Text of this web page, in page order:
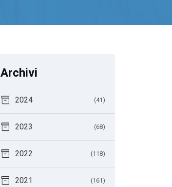
Archivi
inventory_2 2024 (41)
inventory_2 2023 (68)
inventory_2 2022 (118)
inventory_2 2021 (161)